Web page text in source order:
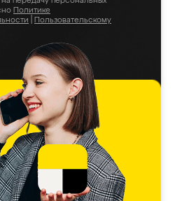
Политике
Пользовательскому